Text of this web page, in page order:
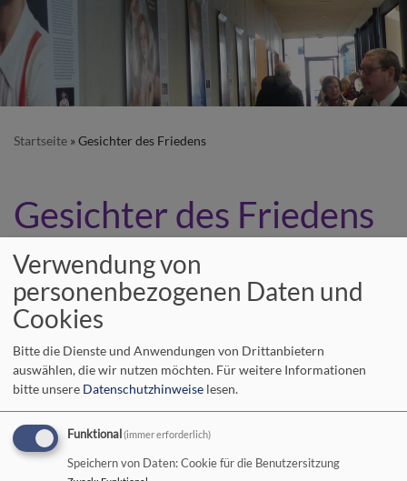
Startseite Gesichter des Friedens
Gesichter des Friedens
Multimediale Ausstellung im Gemeindehaus
Menschen aus verschiedenen Ländern, die in Deutschland
leben und sich für Frieden einsetzen – alle auf ihre eigene Art
desForums Ziviler Friedensdienst e.V.
Gegenpol schaffen zu den vielen Bildern von Gewalt, Krieg
und Terror, die auch momentan wieder die Nachrichten
Verwendung von
personenbezogenen Daten und
Cookies
Bitte die Dienste und Anwendungen von Drittanbietern
auswählen, die wir nutzen möchten. Für weitere Informationen
bitte unsere Datenschutzhinweise lesen.
Funktional (immer erforderlich)
Speichern von Daten: Cookie für die Benutzersitzung